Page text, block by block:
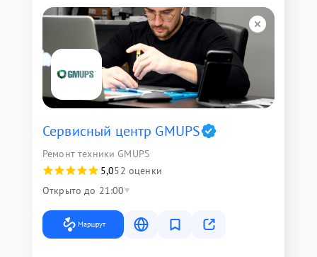
Сервисный центр GMUPS
Ремонт техники GMUPS
5,052 оценки
Открыто до 21:00
Маршрут